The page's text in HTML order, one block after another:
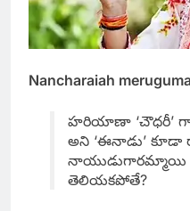
Nancharaiah
హరియాణా ‘చౌధరీ’
అని ‘ఈనాడు’ కూడా
నాయుడుగారమ్మాయి
తెలియకపోతే?